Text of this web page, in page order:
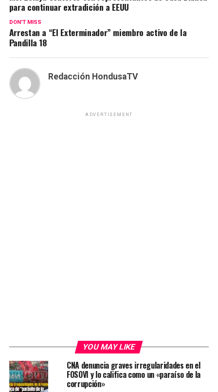
para continuar extradición a EEUU
DON'T MISS
Arrestan a “El Exterminador” miembro activo de la
Pandilla 18
Redacción HondusaTV
ADVERTISEMENT
YOU MAY LIKE
CNA denuncia graves irregularidades en el
FOSOVI y lo califica como un «paraíso de la
corrupción»